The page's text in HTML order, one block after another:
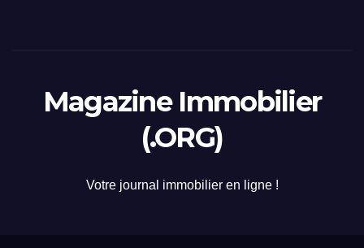
Magazine Immobilier
(.ORG)
Votre journal immobilier en ligne !